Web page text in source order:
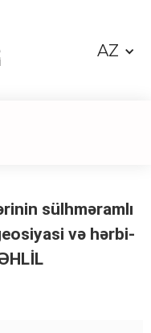
AZ
sülhməramlı
və hərbi-